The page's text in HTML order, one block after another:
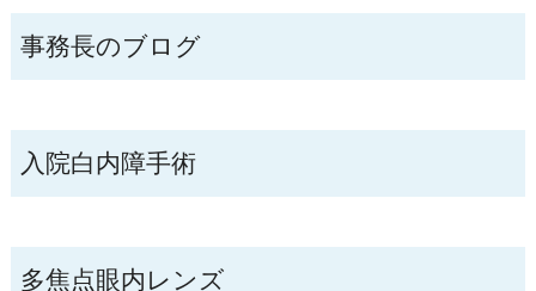
事務長のブログ
入院白内障手術
多焦点眼内レンズ